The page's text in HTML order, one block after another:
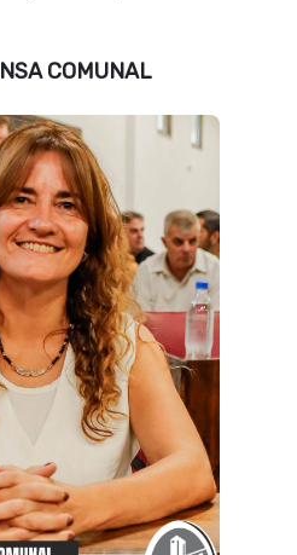
COMUNAL